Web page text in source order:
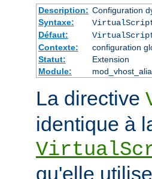
Description: Configuration
Syntaxe:
Défaut:
Contexte:
configuration
Statut:
Extension
Module:
La directive
identique à
qu'elle